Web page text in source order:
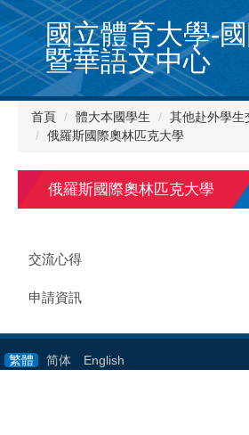
跳
到
主
要
內
國立體育大學-
暨華語文中心
首頁 體大本國學生
其他赴外學生
俄羅斯國際奧林匹克大學
俄羅斯國際奧林匹克大學
交流心得
申請資訊
繁體 简体 English